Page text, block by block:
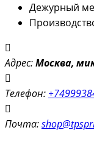
Дежурный
Адрес:Москва,
Телефон:
Почта: